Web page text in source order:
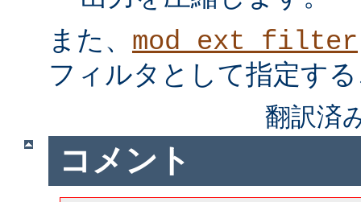
また、 mod_ext_filter
フィルタとして指定す
翻訳済
コメント